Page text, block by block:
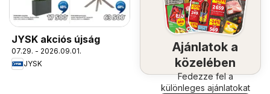
JYSK akciós újság
07.29. - 2026.09.01.
JYSK
Ajánlatok a
közelében
Fedezze fel a
különleges ajánlatokat